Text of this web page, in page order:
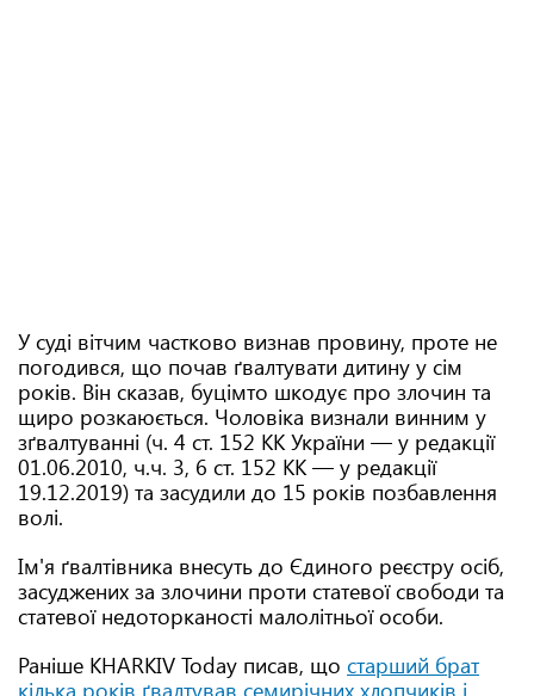
У суді вітчим частково визнав провину, проте не
погодився, що почав ґвалтувати дитину у сім
років. Він сказав, буцімто шкодує про злочин та
щиро розкаюється. Чоловіка визнали винним у
зґвалтуванні (ч. 4 ст. 152 КК України — у редакції
01.06.2010, ч.ч. 3, 6 ст. 152 КК — у редакції
19.12.2019) та засудили до 15 років позбавлення
волі.
Ім'я ґвалтівника внесуть до Єдиного реєстру осіб,
засуджених за злочини проти статевої свободи та
статевої недоторканості малолітньої особи.
Раніше KHARKIV Today писав, що старший брат
кілька років ґвалтував семирічних хлопчиків і